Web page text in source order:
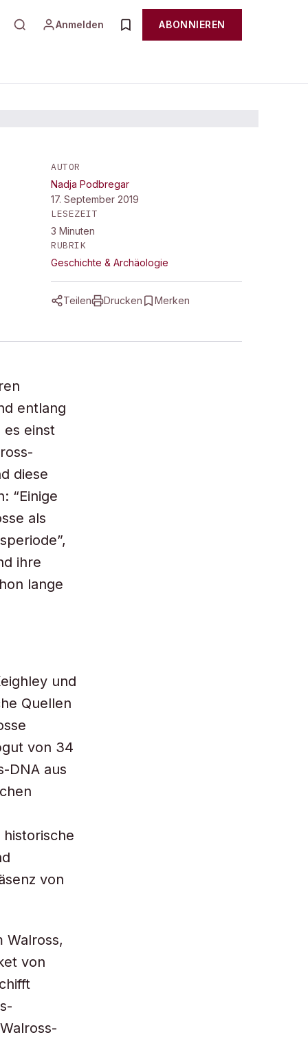
Anmelden ABONNIEREN
AUTOR
Nadja Podbregar
17. September 2019
LESEZEIT
3 Minuten
RUBRIK
Geschichte & Archäologie
Teilen Drucken Merken
entlang
es einst
diese
“Einige
als
ihre
lange
und
Quellen
von 34
DNA aus
von
Walross,
von